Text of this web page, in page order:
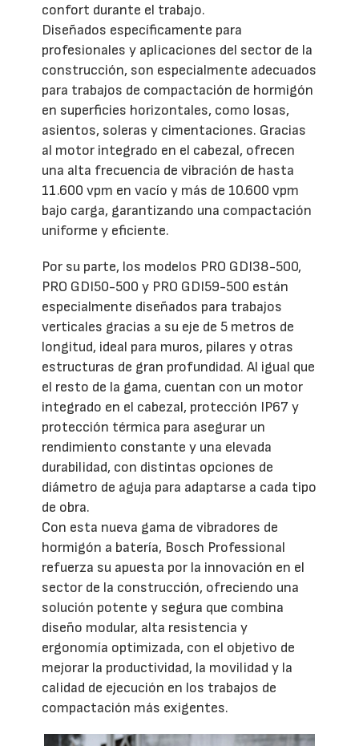
confort durante el trabajo.
Diseñados específicamente para
profesionales y aplicaciones del sector de la
construcción, son especialmente adecuados
para trabajos de compactación de hormigón
en superficies horizontales, como losas,
asientos, soleras y cimentaciones. Gracias
al motor integrado en el cabezal, ofrecen
una alta frecuencia de vibración de hasta
11.600 vpm en vacío y más de 10.600 vpm
bajo carga, garantizando una compactación
uniforme y eficiente.
Por su parte, los modelos PRO GDI38-500,
PRO GDI50-500 y PRO GDI59-500 están
especialmente diseñados para trabajos
verticales gracias a su eje de 5 metros de
longitud, ideal para muros, pilares y otras
estructuras de gran profundidad. Al igual que
el resto de la gama, cuentan con un motor
integrado en el cabezal, protección IP67 y
protección térmica para asegurar un
rendimiento constante y una elevada
durabilidad, con distintas opciones de
diámetro de aguja para adaptarse a cada tipo
de obra.
Con esta nueva gama de vibradores de
hormigón a batería, Bosch Professional
refuerza su apuesta por la innovación en el
sector de la construcción, ofreciendo una
solución potente y segura que combina
diseño modular, alta resistencia y
ergonomía optimizada, con el objetivo de
mejorar la productividad, la movilidad y la
calidad de ejecución en los trabajos de
compactación más exigentes.